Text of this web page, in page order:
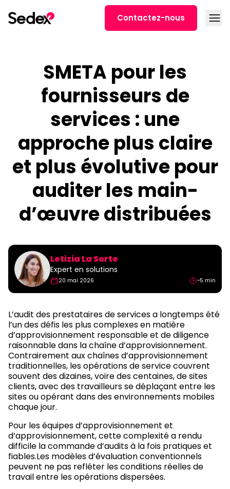
Contactez-nous
SMETA pour les
fournisseurs de
services : une
approche plus claire
et plus évolutive pour
auditer les main-
d’œuvre distribuées
Letizia La Sorte
Expert en solutions
20 mai 2026 ~5 min
L’audit des prestataires de services a longtemps été
l’un des défis les plus complexes en matière
d’approvisionnement responsable et de diligence
raisonnable dans la chaîne d’approvisionnement.
Contrairement aux chaînes d’approvisionnement
traditionnelles, les opérations de service couvrent
souvent des dizaines, voire des centaines, de sites
clients, avec des travailleurs se déplaçant entre les
sites ou opérant dans des environnements mobiles
chaque jour.
Pour les équipes d’approvisionnement et
d’approvisionnement, cette complexité a rendu
difficile la commande d’audits à la fois pratiques et
fiables.Les modèles d’évaluation conventionnels
peuvent ne pas refléter les conditions réelles de
travail entre les opérations dispersées.